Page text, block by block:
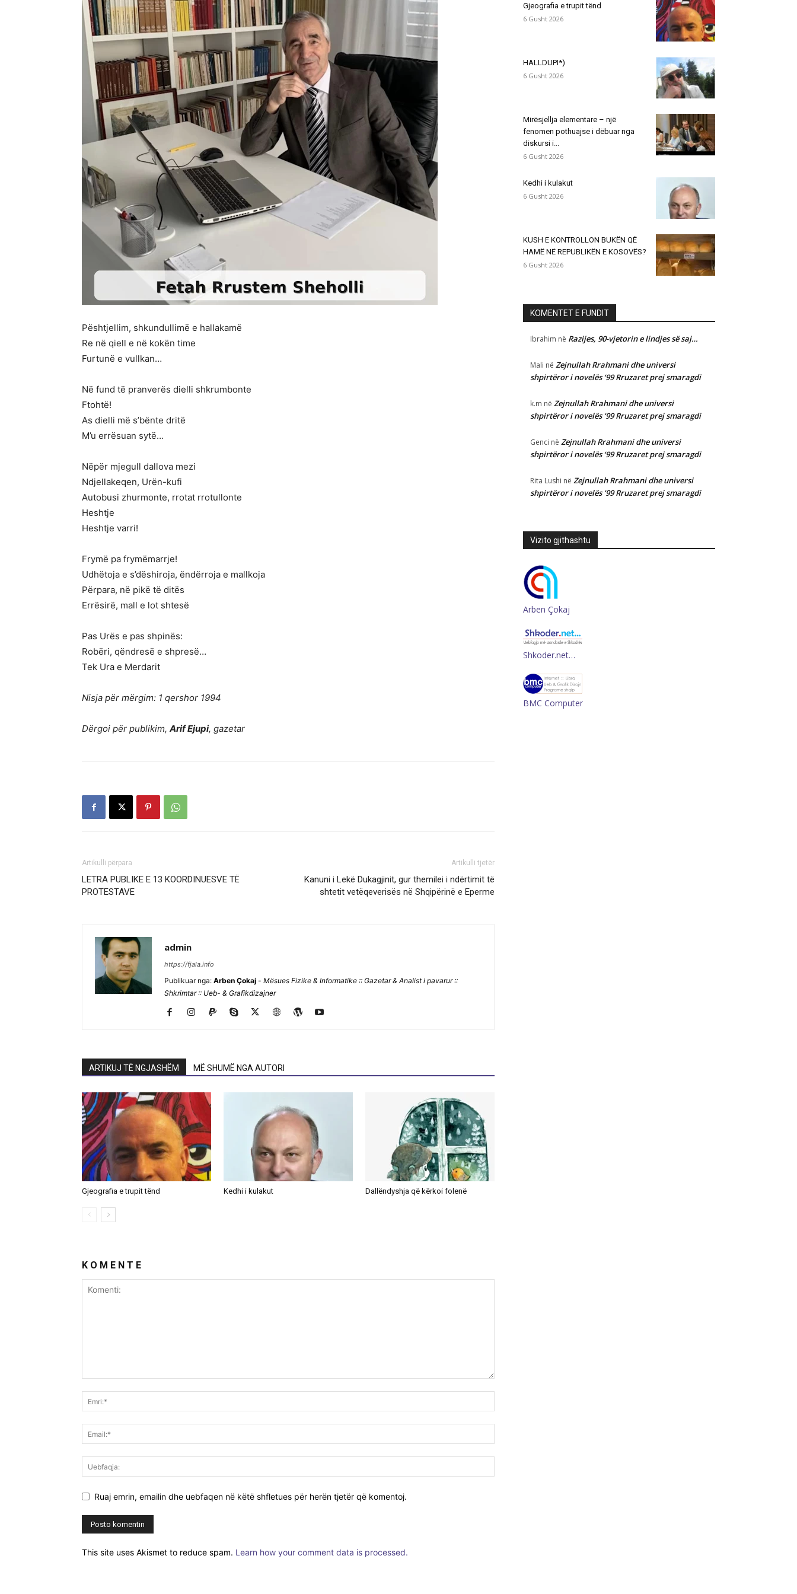
Pështjellim, shkundullimë e hallakamë
Re në qiell e në kokën time
Furtunë e vullkan…
Në fund të pranverës dielli shkrumbonte
Ftohtë!
As dielli më s’bënte dritë
M’u errësuan sytë…
Nëpër mjegull dallova mezi
Ndjellakeqen, Urën-kufi
Autobusi zhurmonte, rrotat rrotullonte
Heshtje
Heshtje varri!
Frymë pa frymëmarrje!
Udhëtoja e s’dëshiroja, ëndërroja e mallkoja
Përpara, në pikë të ditës
Errësirë, mall e lot shtesë
Pas Urës e pas shpinës:
Robëri, qëndresë e shpresë…
Tek Ura e Merdarit
Nisja për mërgim: 1 qershor 1994
Dërgoi për publikim, Arif Ejupi, gazetar
Artikulli përpara
LETRA PUBLIKE E 13 KOORDINUESVE TË
PROTESTAVE
Artikulli tjetër
Kanuni i Lekë Dukagjinit, gur themilei i ndërtimit të
shtetit vetëqeverisës në Shqipërinë e Eperme
admin
https://fjala.info
Publikuar nga: Arben Çokaj - Mësues Fizike & Informatike :: Gazetar & Analist i pavarur ::
Shkrimtar :: Ueb- & Grafikdizajner
ARTIKUJ TË NGJASHËM MË SHUMË NGA AUTORI
Gjeografia e trupit tënd Kedhi i kulakut Dallëndyshja që kërkoi folenë
K O M E N T E
Ruaj emrin, emailin dhe uebfaqen në këtë shfletues për herën tjetër që komentoj.
This site uses Akismet to reduce spam. Learn how your comment data is processed.
Gjeografia e trupit tënd
6 Gusht 2026
HALLDUPI*)
6 Gusht 2026
Mirësjellja elementare – një
fenomen pothuajse i dëbuar nga
diskursi i...
6 Gusht 2026
Kedhi i kulakut
6 Gusht 2026
KUSH E KONTROLLON BUKËN QË
HAMË NË REPUBLIKËN E KOSOVËS?
6 Gusht 2026
KOMENTET E FUNDIT
Ibrahim në Razijes, 90-vjetorin e lindjes së saj…
Mali në Zejnullah Rrahmani dhe universi
shpirtëror i novelës ‘99 Rruzaret prej smaragdi
k.m në Zejnullah Rrahmani dhe universi
shpirtëror i novelës ‘99 Rruzaret prej smaragdi
Genci në Zejnullah Rrahmani dhe universi
shpirtëror i novelës ‘99 Rruzaret prej smaragdi
Rita Lushi në Zejnullah Rrahmani dhe universi
shpirtëror i novelës ‘99 Rruzaret prej smaragdi
Vizito gjithashtu
Arben Çokaj
Shkoder.net…
BMC Computer